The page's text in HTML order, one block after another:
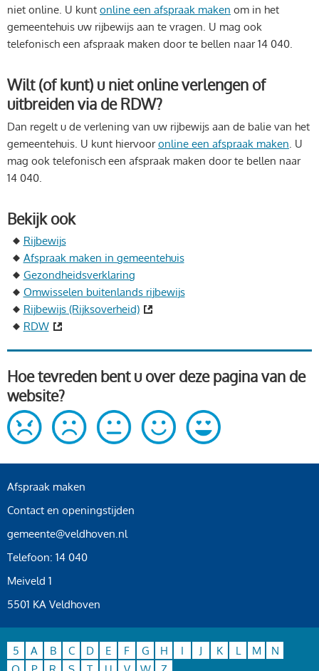
niet online. U kunt online een afspraak maken om in het
gemeentehuis uw rijbewijs aan te vragen. U mag ook
telefonisch een afspraak maken door te bellen naar 14 040.
Wilt (of kunt) u niet online verlengen of
uitbreiden via de RDW?
Dan regelt u de verlening van uw rijbewijs aan de balie van het
gemeentehuis. U kunt hiervooronline een afspraak maken . U
mag ook telefonisch een afspraak maken door te bellen naar
14 040.
Bekijk ook
Rijbewijs
Afspraak maken in gemeentehuis
Gezondheidsverklaring
Omwisselen buitenlands rijbewijs
Rijbewijs (Rijksoverheid)
RDW
Hoe tevreden bent u over deze pagina van de
website?
Afspraak maken
Contact en openingstijden
gemeente@veldhoven.nl
Telefoon: 14 040
Meiveld 1
5501 KA Veldhoven
5 A B C D E F G H I J K L M
N